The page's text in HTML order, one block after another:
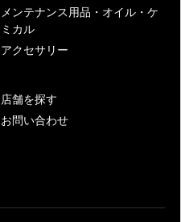
メンテナンス用品・オイル・ケ
ミカル
アクセサリー
店舗を探す
お問い合わせ